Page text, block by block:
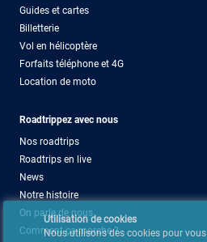
Guides et cartes
Billetterie
Vol en hélicoptère
Forfaits téléphone et 4G
Location de moto
Roadtrippez avec nous
Nos roadtrips
Roadtrips en live
News
Notre histoire
On parle de nous
Comment ça marche ?
Utilisation de cookies
Nous utilisons des cookies pour vous